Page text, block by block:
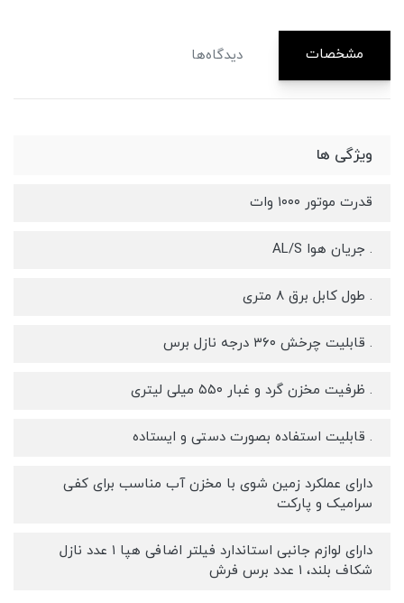
مشخصات دیدگاه‌ها
ویژگی ها
قدرت موتور ۱۰۰۰ وات
. جریان هوا AL/S‏
. طول کابل برق ۸ متری
. قابلیت چرخش ۳۶۰ درجه نازل برس
. ظرفیت مخزن گرد و غبار ۵۵۰ میلی لیتری
. قابلیت استفاده بصورت دستی و ایستاده
دارای عملکرد زمین شوی با مخزن آب مناسب برای کفی
سرامیک و پارکت
دارای لوازم جانبی استاندارد فیلتر اضافی هپا ۱ عدد نازل
شکاف بلند، ۱ عدد برس فرش